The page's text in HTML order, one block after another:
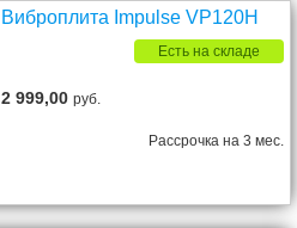
Виброплита Impulse VP120H
Есть на складе
2 999,00руб.
Рассрочка на 3 мес.